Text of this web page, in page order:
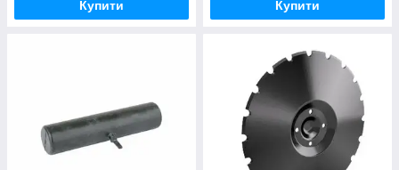
Купити Купити